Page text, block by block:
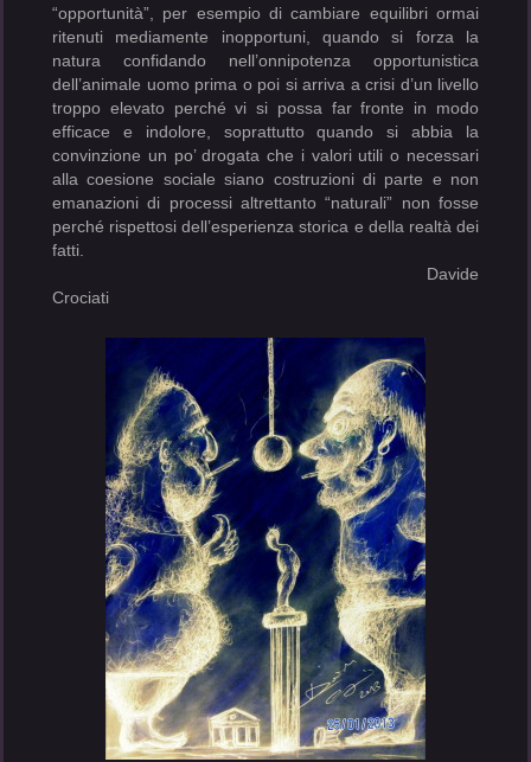
“opportunità”, per esempio di cambiare equilibri ormai
ritenuti mediamente inopportuni, quando si forza la
natura confidando nell’onnipotenza opportunistica
dell’animale uomo prima o poi si arriva a crisi d’un livello
troppo elevato perché vi si possa far fronte in modo
efficace e indolore, soprattutto quando si abbia la
convinzione un po’ drogata che i valori utili o necessari
alla coesione sociale siano costruzioni di parte e non
emanazioni di processi altrettanto “naturali” non fosse
perché rispettosi dell’esperienza storica e della realtà dei
fatti.
Davide
Crociati